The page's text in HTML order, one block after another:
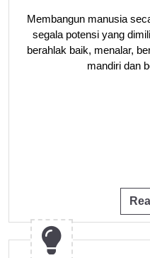
Membangun manusia
segala potensi yang
berahlak baik, menalar,
mandiri dan